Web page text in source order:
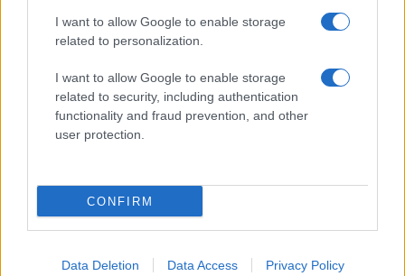
I want to allow Google to enable storage
related to personalization.
I want to allow Google to enable storage
related to security, including authentication
functionality and fraud prevention, and other
user protection.
CONFIRM
Data Deletion Data Access Privacy Policy
Contatti
Autori
Cookie Policy
Privacy Policy
Dichiarazione di accessibilità